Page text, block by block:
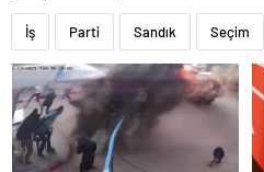
İş Parti Sandık Seçim